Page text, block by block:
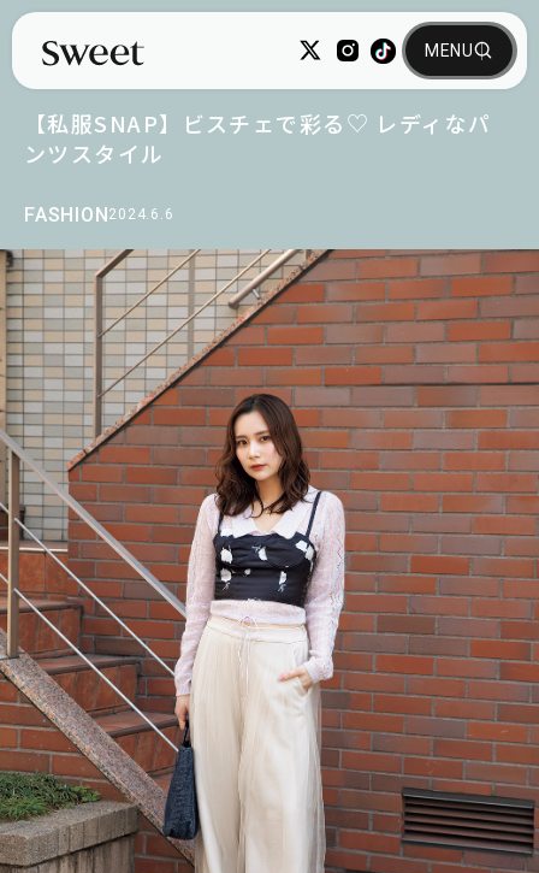
FASHION2024.6.6
【私服SNAP】ビスチェで彩る♡ レディなパ
ンツスタイル